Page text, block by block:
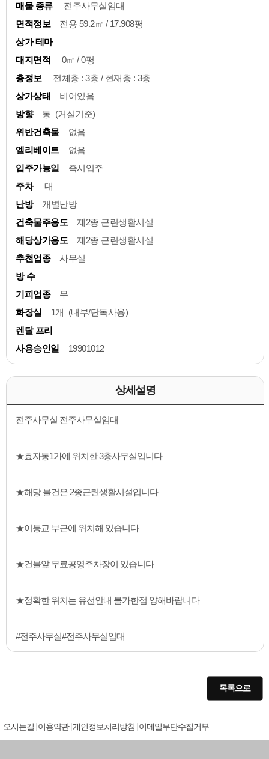
매물 종류
전주사무실임대
면적정보
전용 59.2㎡ / 17.908평
상가 테마
대지면적
0㎡ / 0평
층정보
전체층 : 3층 / 현재층 : 3층
상가상태
비어있음
방향
동 (거실기준)
위반건축물
없음
엘리베이트
없음
입주가능일
즉시입주
주차
대
난방
개별난방
건축물주용도
제2종 근린생활시설
해당상가용도
제2종 근린생활시설
추천업종
사무실
방 수
기피업종
무
화장실
1개 (내부/단독사용)
렌탈 프리
사용승인일
19901012
상세설명
전주사무실 전주사무실임대
★효자동1가에 위치한 3층사무실입니다
★해당 물건은 2종근린생활시설입니다
★이동교 부근에 위치해 있습니다
★건물앞 무료공영주차장이 있습니다
★정확한 위치는 유선안내 불가한점 양해바랍니다
#전주사무실#전주사무실임대
목록으로
오시는길 이용약관 개인정보처리방침 이메일무단수집거부